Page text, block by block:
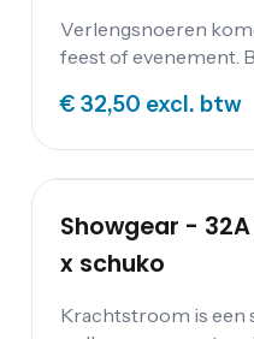
Verlengsnoeren
feest of evenement.
verdeeldozen en
€ 32,50 excl. btw
Showgear -
x schuko
Krachtstroom is